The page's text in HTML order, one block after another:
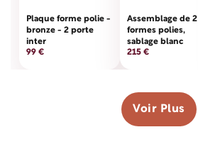
Plaque forme polie -
bronze - 2 porte
inter
99 €
Assemblage de 2
formes polies,
sablage blanc
215 €
Voir Plus